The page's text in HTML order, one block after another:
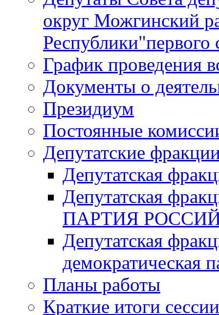
округ Можгинский
Республики"первого
График проведения
Документы о
Президиум
Постоянные
Депутатские
Депутатская
Депутатская
ПАРТИЯ
Депутатская
демократическая
Планы работы
Краткие итоги сессии